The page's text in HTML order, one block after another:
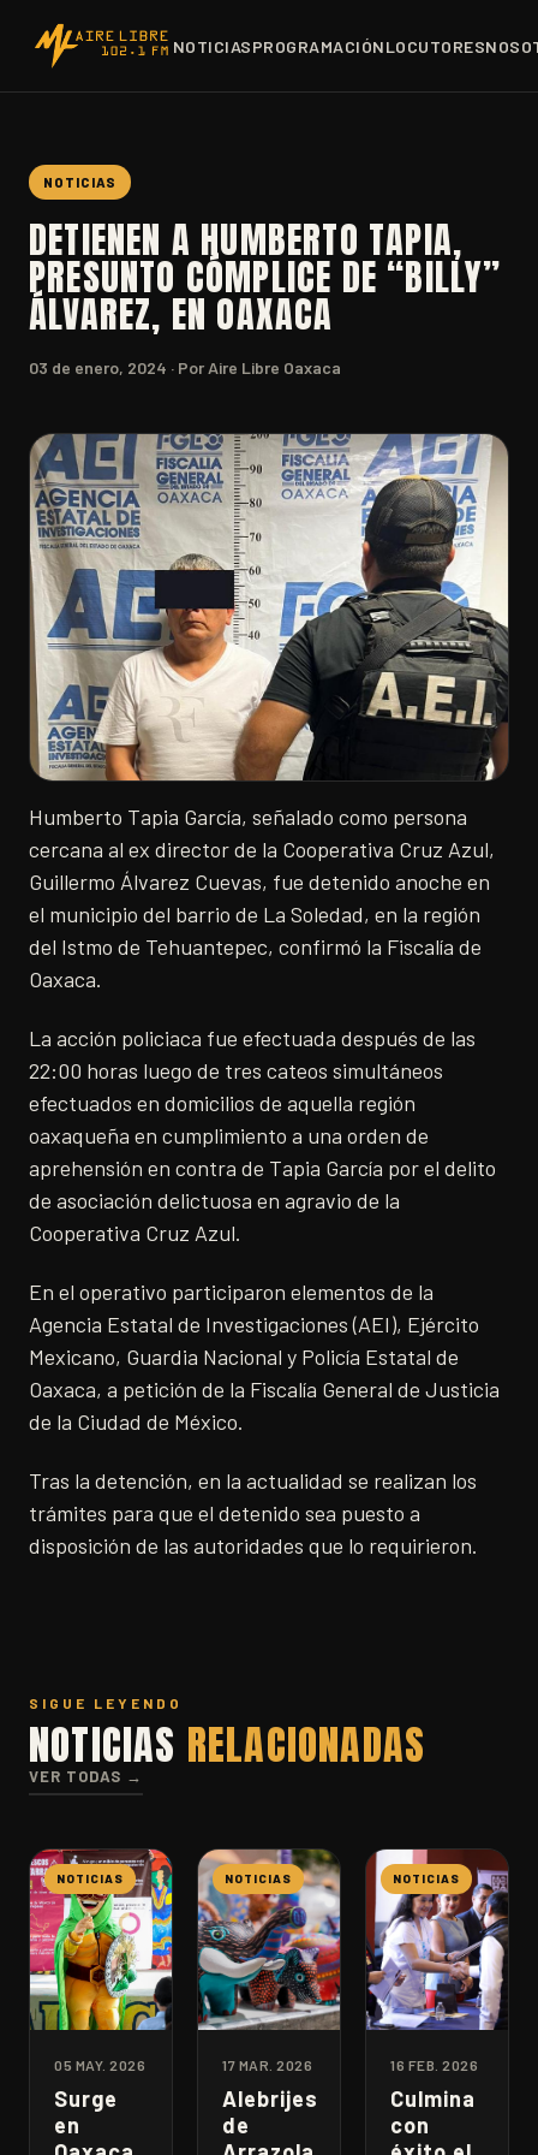
NOTICIASPROGRAMACIÓNLOCUTORES
NOTICIAS
DETIENEN A HUMBERTO TAPIA,
PRESUNTO CÓMPLICE DE “BILLY”
ÁLVAREZ, EN OAXACA
03 de enero, 2024 · Por Aire Libre Oaxaca
Humberto Tapia García, señalado como persona
cercana al ex director de la Cooperativa Cruz Azul,
Guillermo Álvarez Cuevas, fue detenido anoche en
el municipio del barrio de La Soledad, en la región
del Istmo de Tehuantepec, confirmó la Fiscalía de
Oaxaca.
La acción policiaca fue efectuada después de las
22:00 horas luego de tres cateos simultáneos
efectuados en domicilios de aquella región
oaxaqueña en cumplimiento a una orden de
aprehensión en contra de Tapia García por el delito
de asociación delictuosa en agravio de la
Cooperativa Cruz Azul.
En el operativo participaron elementos de la
Agencia Estatal de Investigaciones (AEI), Ejército
Mexicano, Guardia Nacional y Policía Estatal de
Oaxaca, a petición de la Fiscalía General de Justicia
de la Ciudad de México.
Tras la detención, en la actualidad se realizan los
trámites para que el detenido sea puesto a
disposición de las autoridades que lo requirieron.
SIGUE LEYENDO
NOTICIAS RELACIONADAS
VER TODAS →
NOTICIAS
05 MAY. 2026
Surge
en
NOTICIAS
17 MAR. 2026
Alebrijes
de
NOTICIAS
16 FEB. 2026
Culmina
con